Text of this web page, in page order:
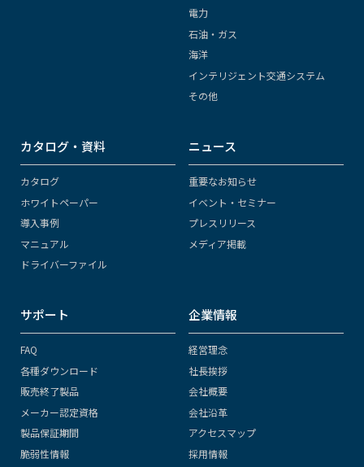
電力
石油・ガス
海洋
インテリジェント交通システム
その他
カタログ・資料
カタログ
ホワイトペーパー
導入事例
マニュアル
ドライバーファイル
ニュース
重要なお知らせ
イベント・セミナー
プレスリリース
メディア掲載
サポート
FAQ
各種ダウンロード
販売終了製品
メーカー認定資格
製品保証期間
脆弱性情報
企業情報
経営理念
社長挨拶
会社概要
会社沿革
アクセスマップ
採用情報